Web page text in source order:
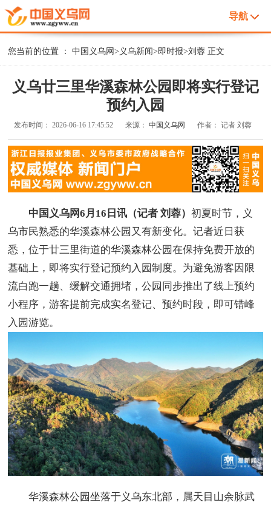
导航
您当前的位置 ：中国义乌网> 义乌新闻>即时报>刘蓉 正文
义乌廿三里华溪森林公园即将实行登记
预约入园
发布时间：2026-06-16 17:45:52 来源：中国义乌网 作者：记者 刘蓉
中国义乌网6月16日讯（记者 刘蓉）初夏时节，义
乌市民熟悉的华溪森林公园又有新变化。记者近日获
悉，位于廿三里街道的华溪森林公园在保持免费开放的
基础上，即将实行登记预约入园制度。为避免游客因限
流白跑一趟、缓解交通拥堵，公园同步推出了线上预约
小程序，游客提前完成实名登记、预约时段，即可错峰
入园游览。
华溪森林公园坐落于义乌东北部，属天目山余脉武